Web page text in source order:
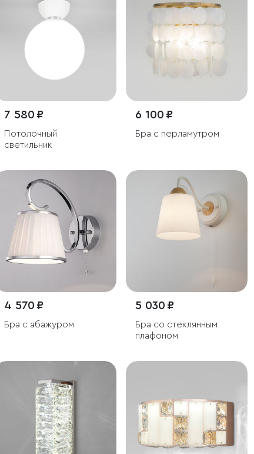
7 580 ₽
Потолочный
светильник
6 100 ₽
Бра с перламутром
4 570 ₽
Бра с абажуром
5 030 ₽
Бра со стеклянным
плафоном